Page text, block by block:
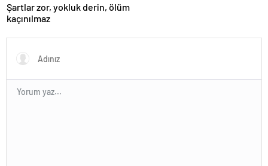
Şartlar zor, yokluk derin, ölüm
kaçınılmaz